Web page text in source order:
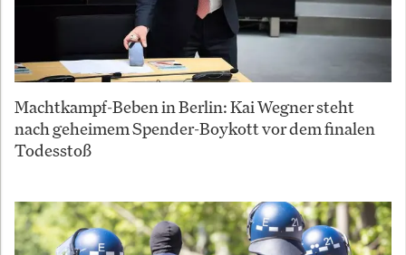
Machtkampf-Beben in Berlin: Kai Wegner steht
nach geheimem Spender-Boykott vor dem finalen
Todesstoß